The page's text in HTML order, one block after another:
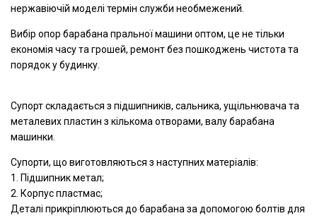
нержавіючій моделі термін служби необмежений.
Вибір опор барабана пральної машини оптом, це не тільки
економія часу та грошей, ремонт без пошкоджень чистота та
порядок у будинку.
Супорт складається з підшипників, сальника, ущільнювача та
металевих пластин з кількома отворами, валу барабана
машинки.
Супорти, що виготовляються з наступних матеріалів:
1. Підшипник метал;
2. Корпус пластмас;
Деталі прикріплюються до барабана за допомогою болтів для